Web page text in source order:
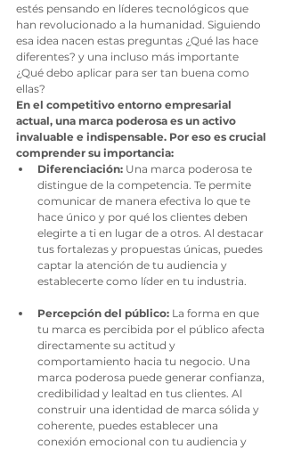
estés pensando en líderes tecnológicos que
han revolucionado a la humanidad. Siguiendo
esa idea nacen estas preguntas ¿Qué las hace
diferentes? y una incluso más importante
¿Qué debo aplicar para ser tan buena como
ellas?
En el competitivo entorno empresarial
actual, una marca poderosa es un activo
invaluable e indispensable. Por eso es crucial
comprender su importancia:
Diferenciación: Una marca poderosa te
distingue de la competencia. Te permite
comunicar de manera efectiva lo que te
hace único y por qué los clientes deben
elegirte a ti en lugar de a otros. Al destacar
tus fortalezas y propuestas únicas, puedes
captar la atención de tu audiencia y
establecerte como líder en tu industria.
Percepción del público: La forma en que
tu marca es percibida por el público afecta
directamente su actitud y
comportamiento hacia tu negocio. Una
marca poderosa puede generar confianza,
credibilidad y lealtad en tus clientes. Al
construir una identidad de marca sólida y
coherente, puedes establecer una
conexión emocional con tu audiencia y